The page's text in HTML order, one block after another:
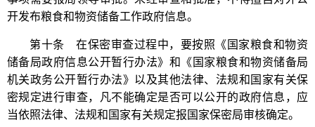
开发布粮食和物资储备工作政府信息。
第十条 在保密审查过程中，要按照《国家粮食和物资
储备局政府信息公开暂行办法》和《国家粮食和物资储备局
机关政务公开暂行办法》以及其他法律、法规和国家有关保
密规定进行审查，凡不能确定是否可以公开的政府信息，应
当依照法律、法规和国家有关规定报国家保密局审核确定。